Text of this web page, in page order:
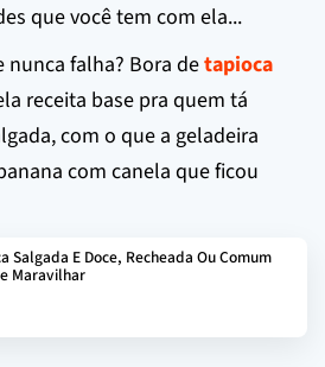
que você tem com ela...
nunca falha? Bora detapioca
receita base pra quem tá
com o que a geladeira
com canela que ficou
Salgada E Doce, Recheada Ou Comum
Maravilhar